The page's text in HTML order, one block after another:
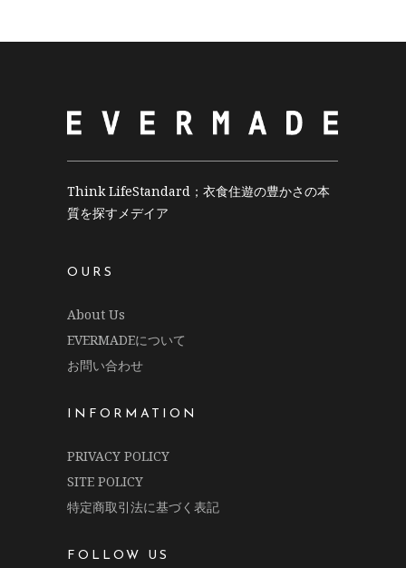
Think LifeStandard；衣食住遊の豊かさの本
質を探すメデイア
OURS
About Us
EVERMADEについて
お問い合わせ
INFORMATION
PRIVACY POLICY
SITE POLICY
特定商取引法に基づく表記
FOLLOW US